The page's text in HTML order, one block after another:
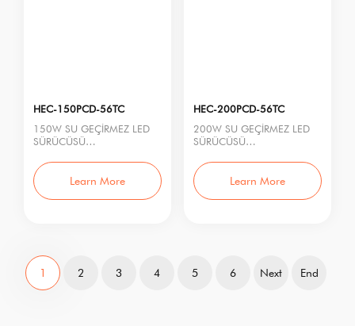
HEC-150PCD-56TC
150W SU GEÇİRMEZ LED
SÜRÜCÜSÜ
56TC
Nominal Güç: 150W
Giriş Geri
Learn More
HEC-200PCD-56TC
200W SU GEÇİRMEZ LED
SÜRÜCÜSÜ
56TC
Nominal Güç: 200W
Giriş Geri
Learn More
1 2 3 4 5 6 Next End